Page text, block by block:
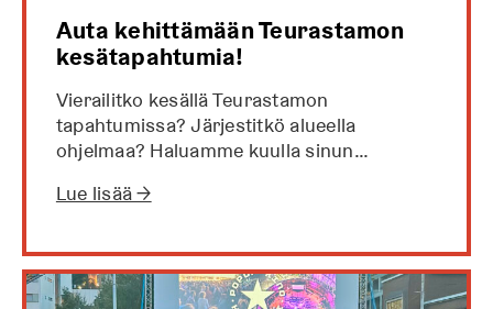
Auta kehittämään Teurastamon
kesätapahtumia!
Vierailitko kesällä Teurastamon
tapahtumissa? Järjestitkö alueella
ohjelmaa? Haluamme kuulla sinun…
Lue lisää →